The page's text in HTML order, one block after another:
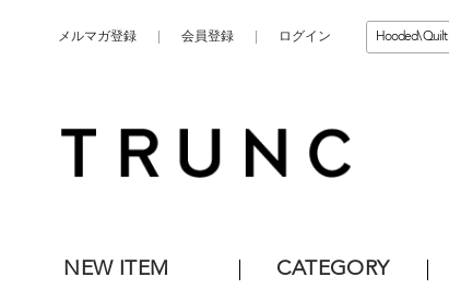
メルマガ登録 会員登録 ログイン
NEW ITEM CATEGORY